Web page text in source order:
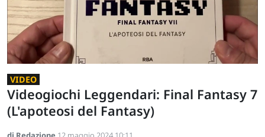
VIDEO
Videogiochi Leggendari: Final Fantasy 7
(L'apoteosi del Fantasy)